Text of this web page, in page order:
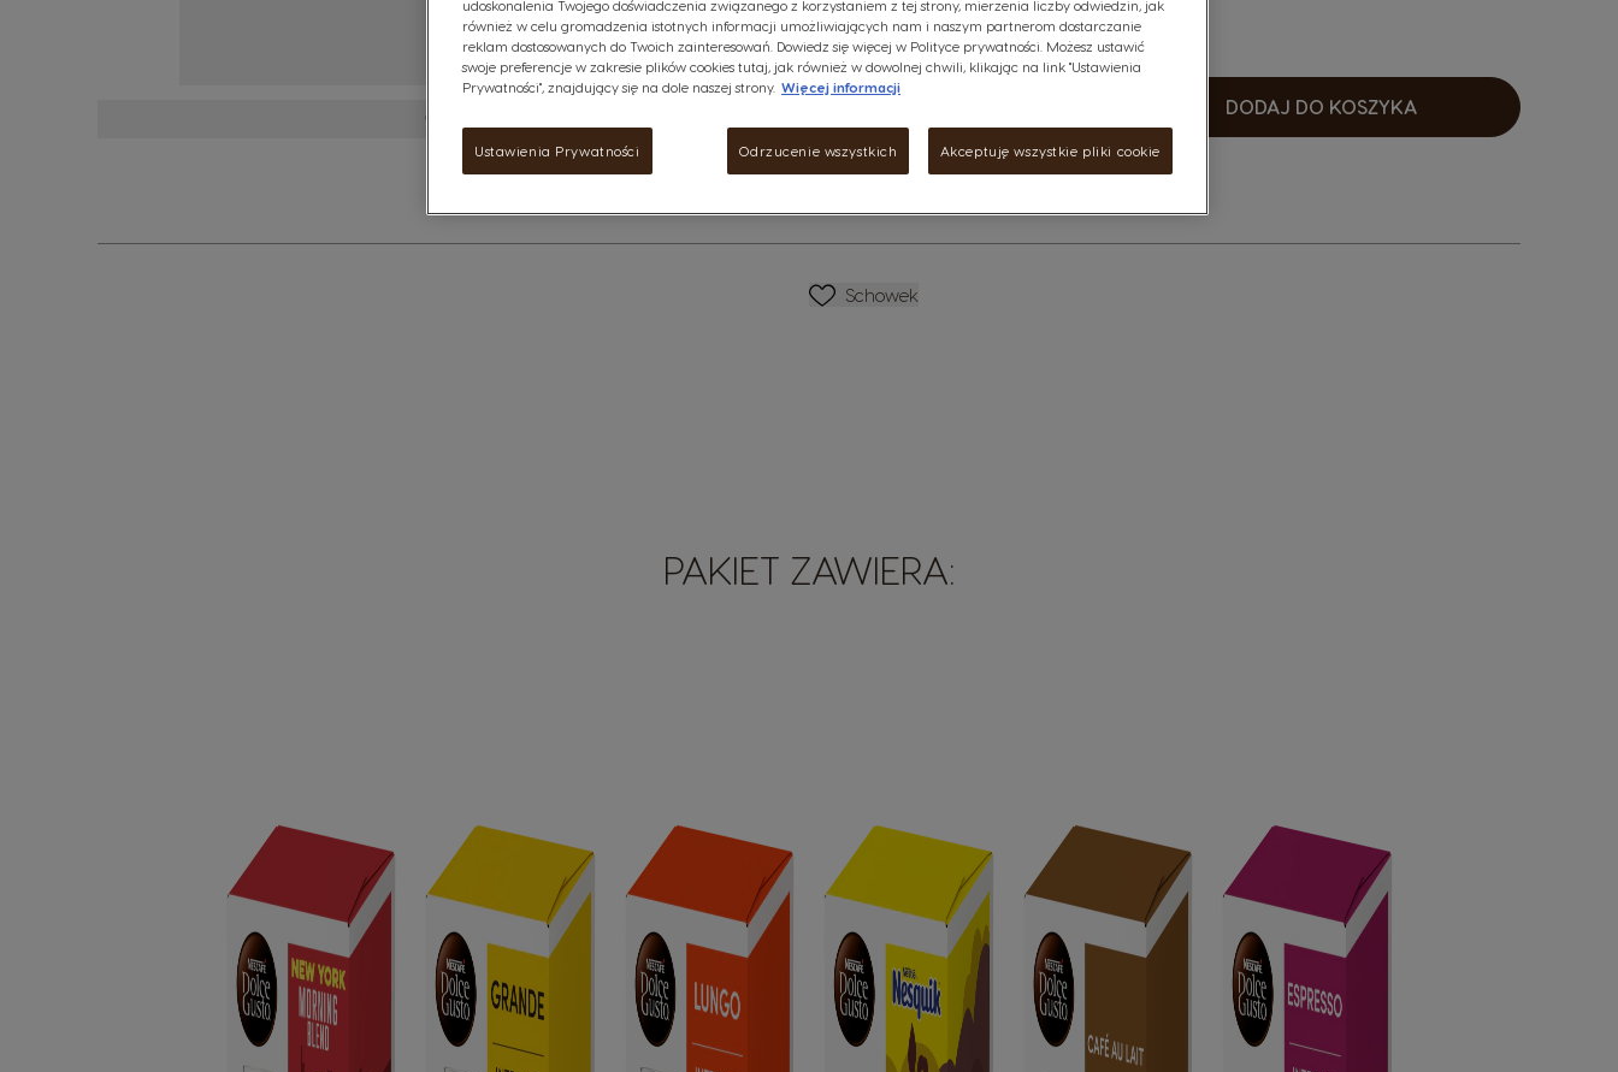
Regular Price
179,94 Zł 1,31zł /1 kapsułka
DODAJ DO KOSZYKA
Lista Życzeń
Schowek
PAKIET ZAWIERA:
udoskonalenia Twojego doświadczenia związanego z korzystaniem z tej strony, mierzenia liczby odwiedzin, jak
również w celu gromadzenia istotnych informacji umożliwiających nam i naszym partnerom dostarczanie
reklam dostosowanych do Twoich zainteresowań. Dowiedz się więcej w Polityce prywatności. Możesz ustawić
swoje preferencje w zakresie plików cookies tutaj, jak również w dowolnej chwili, klikając na link "Ustawienia
Prywatności", znajdujący się na dole naszej strony. Więcej informacji
Ustawienia Prywatności Odrzucenie wszystkich Akceptuję wszystkie pliki cookie